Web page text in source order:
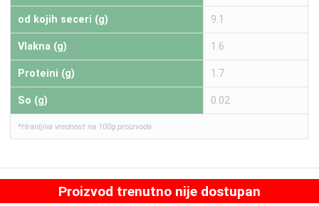
od kojih seceri (g) 9.1
Vlakna (g) 1.6
Proteini (g) 1.7
So (g) 0.02
*Hranljiva vrednost na 100g proizvoda
Proizvod trenutno nije dostupan